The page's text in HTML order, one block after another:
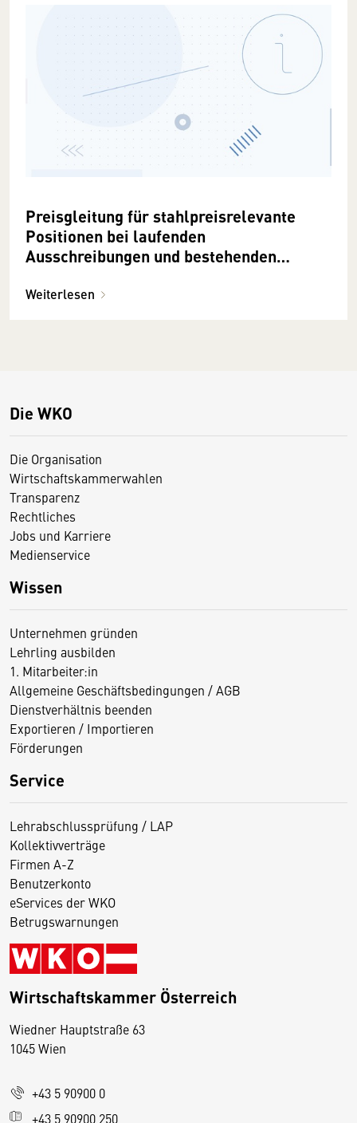
Preisgleitung für stahlpreisrelevante
Positionen bei laufenden
Ausschreibungen und bestehenden
Weiterlesen
Die WKO
Die Organisation
Wirtschaftskammerwahlen
Transparenz
Rechtliches
Jobs und Karriere
Medienservice
Wissen
Unternehmen gründen
Lehrling ausbilden
1. Mitarbeiter:in
Allgemeine Geschäftsbedingungen / AGB
Dienstverhältnis beenden
Exportieren / Importieren
Förderungen
Service
Lehrabschlussprüfung / LAP
Kollektivverträge
Firmen A-Z
Benutzerkonto
eServices der WKO
Betrugswarnungen
Wirtschaftskammer Österreich
Wiedner Hauptstraße 63
1045 Wien
+43 5 90900 0
+43 5 90900 250
D
s
e